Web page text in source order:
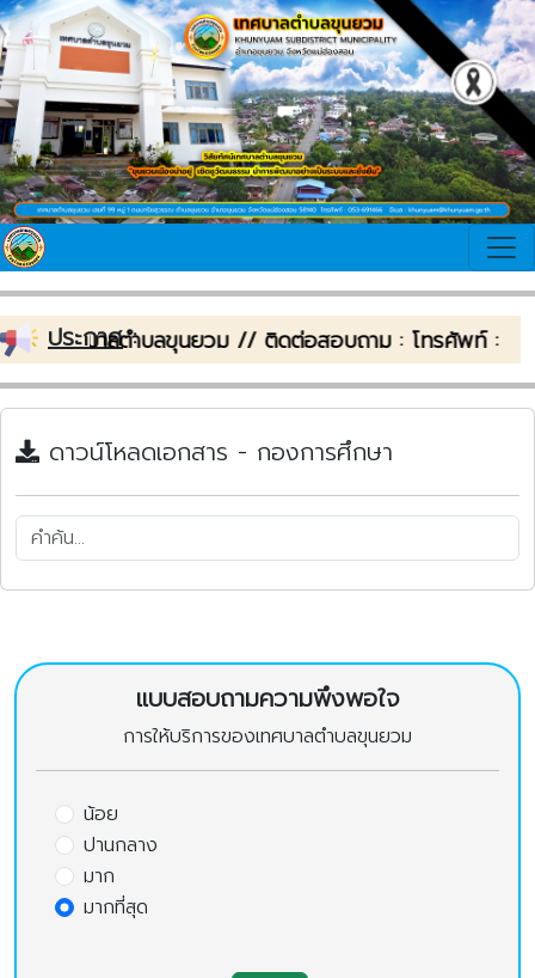
ประกาศ:
าสู่เทศบาลตำบลขุนยวม // ติดต่อสอบถาม : โทรศัพท์ : 0-
ดาวน์โหลดเอกสาร - กองการศึกษา
แบบสอบถามความพึงพอใจ
การให้บริการของเทศบาลตำบลขุนยวม
น้อย
ปานกลาง
มาก
มากที่สุด